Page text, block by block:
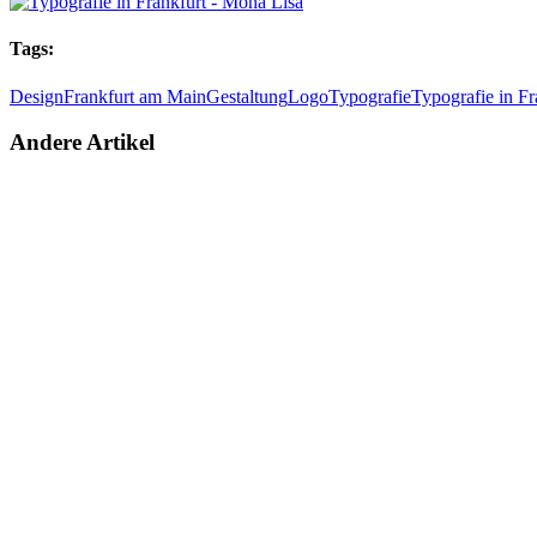
Tags:
DesignFrankfurt am MainGestaltungLogoTypografieTypografie in
Andere Artikel